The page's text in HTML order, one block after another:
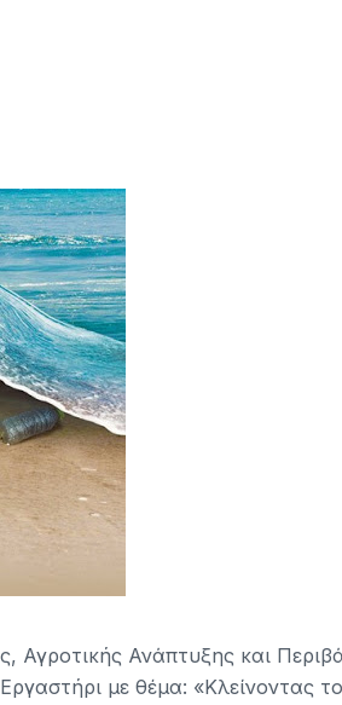
Αγροτικής Ανάπτυξης και
με θέμα: «Κλείνοντας